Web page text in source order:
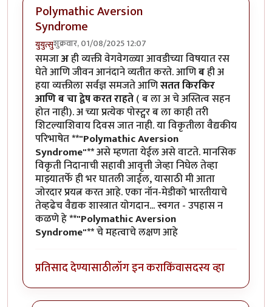
Polymathic Aversion
Syndrome
युयुत्सुशुक्रवार, 01/08/2025 12:07
समजाअही व्यक्ती वेगवेगळ्या आवडीच्या विषयात रस
घेते आणि जीवन आनंदाने व्यतीत करते. आणिबही अ
हया व्यक्तीला सर्वज्ञ समजते आणिसतत किरकिर
आणि ब चा द्वेष करत राहते( ब ला अ चे अस्तित्व सहन
होत नाही). अ च्या प्रत्येक पोस्ट्वर ब ला काही तरी
शिटल्याशिवाय दिवस जात नाही. या विकृतीला वैद्यकीय
परिभाषेत**"Polymathic Aversion
Syndrome"**असे म्हणता येईल असे वाटते. मानसिक
विकृती निदानाची सहावी आवृत्ती जेव्हा निघेल तेव्हा
माझ्यातर्फे ही भर घातली जाईल, यासाठी मी आता
जोरदार प्रयत्न करत आहे. एका नॉन-मेडीको भारतीयाचे
तेव्हढेच वैद्यक शास्त्रात योगदान... स्वगत - उपहास न
कळणे हे**"Polymathic Aversion
Syndrome"**चे महत्वाचे लक्षण आहे
प्रतिसाद देण्यासाठीलॉग इन कराकिंवासदस्य व्हा